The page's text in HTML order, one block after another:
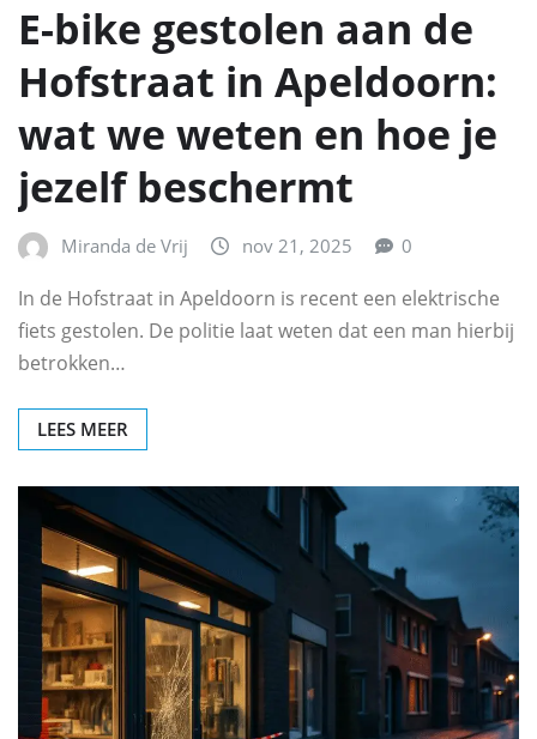
E-bike gestolen aan de
Hofstraat in Apeldoorn:
wat we weten en hoe je
jezelf beschermt
Miranda de Vrij nov 21, 2025 0
In de Hofstraat in Apeldoorn is recent een elektrische
fiets gestolen. De politie laat weten dat een man hierbij
betrokken…
LEES MEER